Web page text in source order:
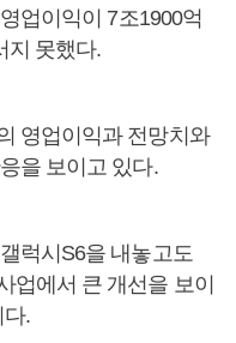
업이익이 7조1900억
지 못했다.
영업이익과 전망치와
을 보이고 있다.
럭시S6을 내놓고도
업에서 큰 개선을 보이
.